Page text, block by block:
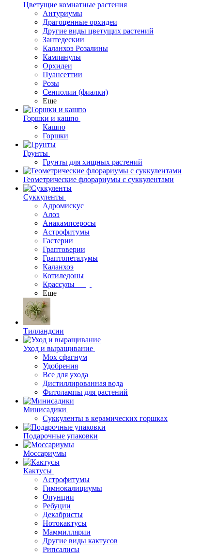
Цветущие комнатные растения
Антуриумы
Драгоценные орхидеи
Другие виды цветущих растений
Зантедескии
Каланхоэ Розалины
Кампанулы
Орхидеи
Пуансеттии
Розы
Сенполии (фиалки)
Еще
Горшки и кашпо
Кашпо
Горшки
Грунты
Грунты для хищных растений
Геометрические флорариумы с суккулентами
Суккуленты
Адромискус
Алоэ
Анакампсеросы
Астрофитумы
Гастерии
Граптоверии
Граптопеталумы
Каланхоэ
Котиледоны
Крассулы
Еще
Тилландсии
Уход и выращивание
Мох сфагнум
Удобрения
Все для ухода
Дистиллированная вода
Фитолампы для растений
Минисадики
Суккуленты в керамических горшках
Подарочные упаковки
Моссариумы
Кактусы
Астрофитумы
Гимнокалициумы
Опунции
Ребуции
Декабристы
Нотокактусы
Маммиллярии
Другие виды кактусов
Рипсалисы